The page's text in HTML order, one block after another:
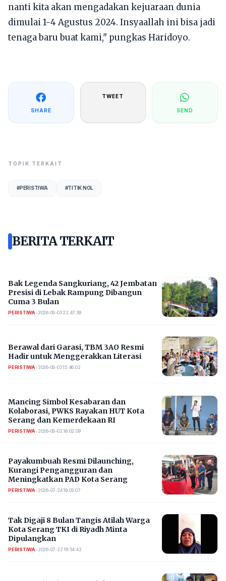
nanti kita akan mengadakan kejuaraan dunia
dimulai 1-4 Agustus 2024. Insyaallah ini bisa jadi
tenaga baru buat kami," pungkas Haridoyo.
SHARE
TWEET
SEND
TOPIK TERKAIT
#PERISTIWA #TITIK NOL
BERITA TERKAIT
Bak Legenda Sangkuriang, 42 Jembatan
Presisi di Lebak Rampung Dibangun
Cuma 3 Bulan
PERISTIWA• 2026-08-03 22:47:39
Berawal dari Garasi, TBM 3AO Resmi
Hadir untuk Menggerakkan Literasi
PERISTIWA• 2026-08-03 15:46:02
Mancing Simbol Kesabaran dan
Kolaborasi, PWKS Rayakan HUT Kota
Serang dan Kemerdekaan RI
PERISTIWA• 2026-08-02 16:02:09
Payakumbuah Resmi Dilaunching,
Kurangi Pengangguran dan
Meningkatkan PAD Kota Serang
PERISTIWA• 2026-07-24 19:03:07
​Tak Digaji 8 Bulan Tangis Atilah Warga
Kota Serang TKI di Riyadh Minta
Dipulangkan
PERISTIWA• 2026-07-22 19:54:42